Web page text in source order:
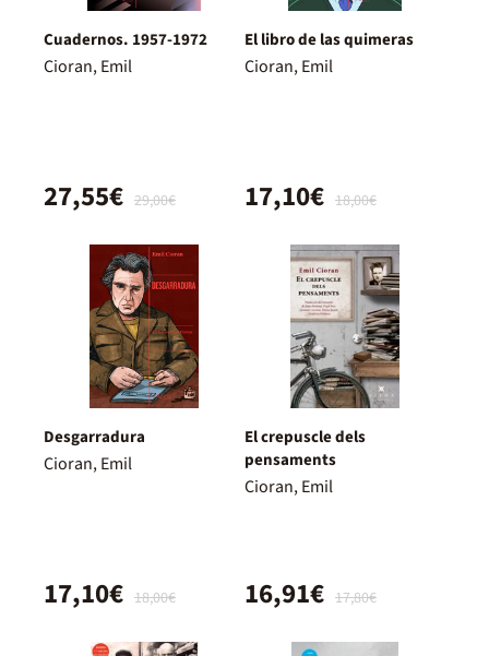
Cuadernos. 1957-1972
Cioran, Emil
29,00€
27,55€
El libro de las quimeras
Cioran, Emil
18,00€
17,10€
Desgarradura
Cioran, Emil
18,00€
17,10€
El crepuscle dels
pensaments
Cioran, Emil
17,80€
16,91€